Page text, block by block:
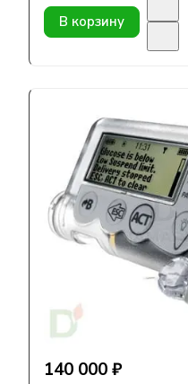
В корзину
140 000 ₽